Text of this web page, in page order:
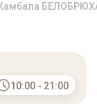
10:00 - 21:00